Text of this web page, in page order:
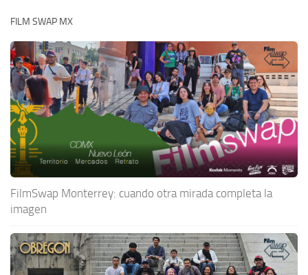
FILM SWAP MX
FilmSwap Monterrey: cuando otra mirada completa la
imagen